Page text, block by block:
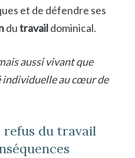
et de défendre ses
dutravaildominical.
aussi vivant que
individuelle au cœur de
refus du travail